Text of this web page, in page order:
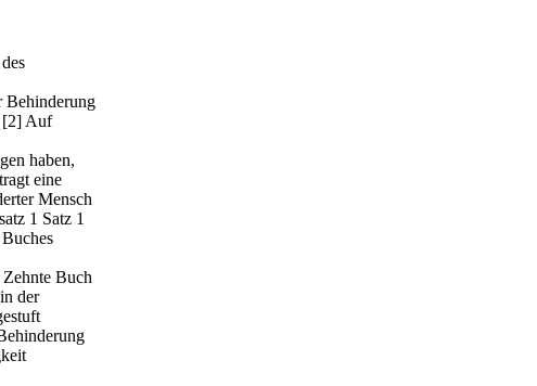
Behinderung
[2] Auf
haben,
eine
Mensch
1 Satz 1
Buch
der